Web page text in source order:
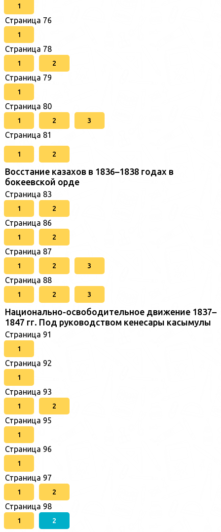
1
Страница 76
1
Страница 78
1 2
Страница 79
1
Страница 80
1 2 3
Страница 81
1 2
Восстание казахов в 1836–1838 годах в
бокеевской орде
Страница 83
1 2
Страница 86
1 2
Страница 87
1 2 3
Страница 88
1 2 3
Национально-освободительное движение 1837–
1847 гг. Под руководством кенесары касымулы
Страница 91
1
Страница 92
1
Страница 93
1 2
Страница 95
1
Страница 96
1
Страница 97
1 2
Страница 98
1 2